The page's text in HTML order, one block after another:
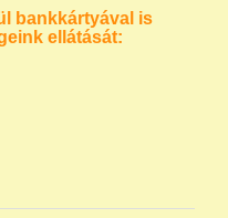
bankkártyával is
ellátását: